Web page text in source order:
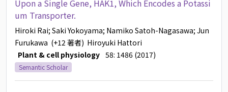
Upon a Single Gene, HAK1, Which Encodes a Potassi
um Transporter.
Hiroki Rai; Saki Yokoyama; Namiko Satoh-Nagasawa; Jun
Furukawa (+12 著者) Hiroyuki Hattori
Plant & cell physiology 58: 1486 (2017)
Semantic Scholar